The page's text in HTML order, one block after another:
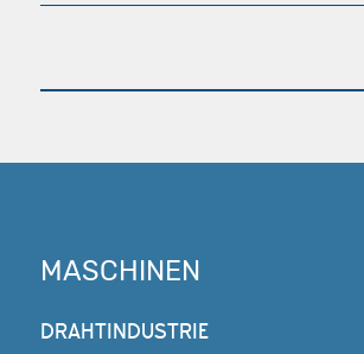
MASCHINEN
DRAHTINDUSTRIE